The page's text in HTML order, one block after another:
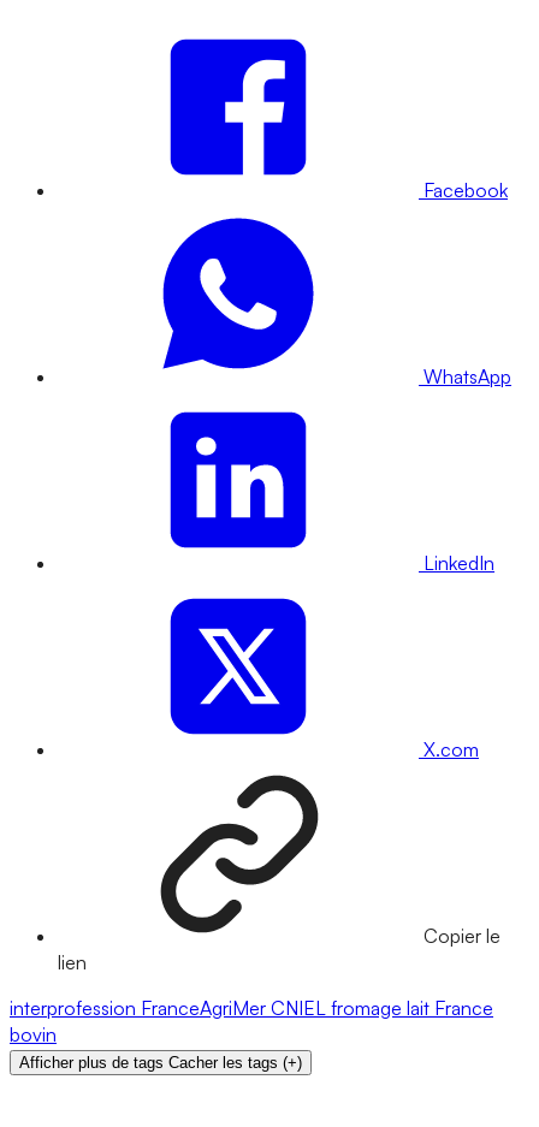
Facebook
WhatsApp
LinkedIn
X.com
Copier le
lien
interprofession FranceAgriMer CNIEL fromage lait France
bovin
Afficher plus de tags Cacher les tags (+)